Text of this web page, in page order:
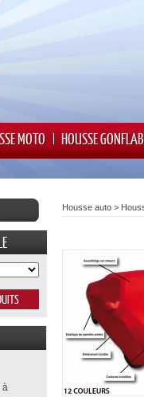
MOTO HOUSSE
Housse auto >
à